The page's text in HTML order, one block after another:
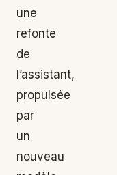
une
refonte
de
l’assistant,
propulsée
par
un
nouveau